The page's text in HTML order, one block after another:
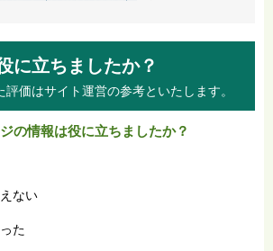
に立ちましたか？
評価はサイト運営の参考といたします。
の情報は役に立ちましたか？
ない
た